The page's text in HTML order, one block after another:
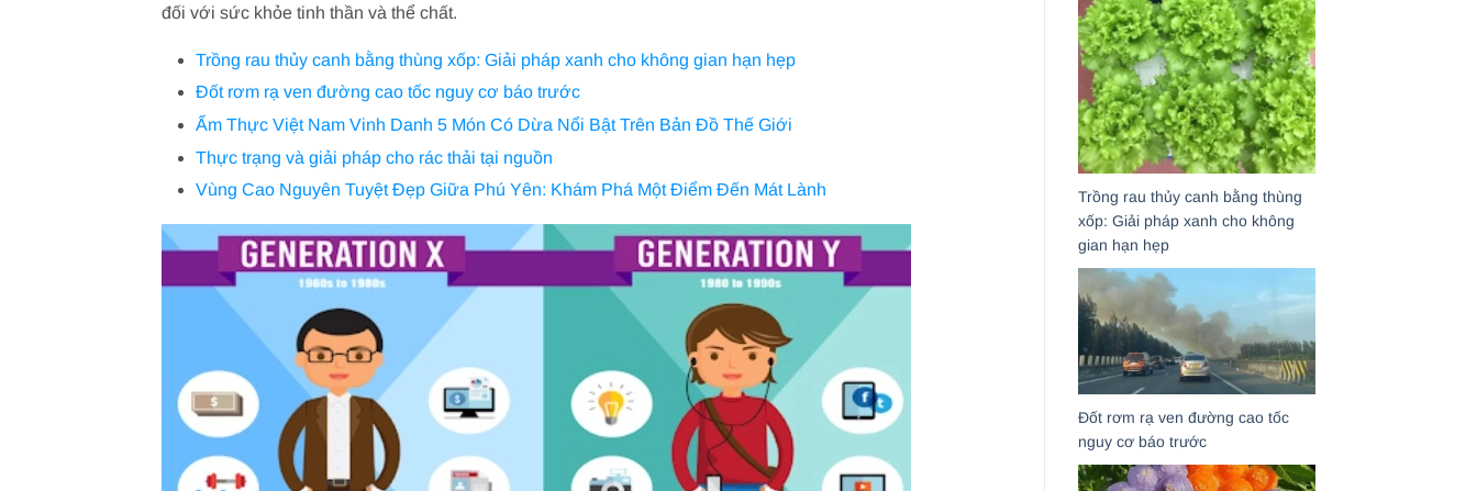
đối với sức khỏe tinh thần và thể chất.
Trồng rau thủy canh bằng thùng xốp: Giải pháp xanh cho không gian hạn hẹp
Đốt rơm rạ ven đường cao tốc nguy cơ báo trước
Ẩm Thực Việt Nam Vinh Danh 5 Món Có Dừa Nổi Bật Trên Bản Đồ Thế Giới
Thực trạng và giải pháp cho rác thải tại nguồn
Vùng Cao Nguyên Tuyệt Đẹp Giữa Phú Yên: Khám Phá Một Điểm Đến Mát Lành
Trồng rau thủy canh bằng thùng
xốp: Giải pháp xanh cho không
gian hạn hẹp
Đốt rơm rạ ven đường cao tốc
nguy cơ báo trước